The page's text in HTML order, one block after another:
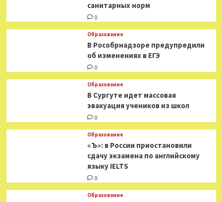
санитарных норм
0
Образование
В Рособрнадзоре предупредили
об изменениях в ЕГЭ
0
Образование
В Сургуте идет массовая
эвакуация учеников из школ
0
Образование
«Ъ»: в России приостановили
сдачу экзамена по английскому
языку IELTS
0
Образование